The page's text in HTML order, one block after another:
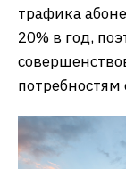
трафика
20% в год,
потребностям